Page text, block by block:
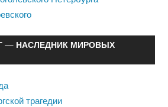
— НАСЛЕДНИК МИРОВЫХ
трагедии